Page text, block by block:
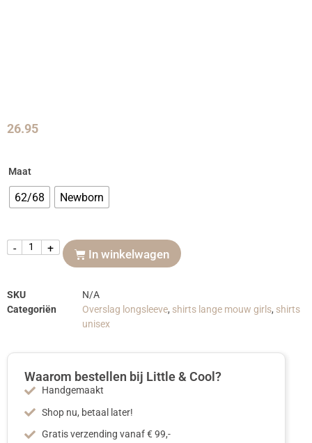
26.95
Maat
62/68 Newborn
- + In winkelwagen
SKU
N/A
Categoriën
Overslag longsleeve, shirts lange mouw girls, shirts
unisex
Waarom bestellen bij Little & Cool?
Handgemaakt
Shop nu, betaal later!
Gratis verzending vanaf € 99,-